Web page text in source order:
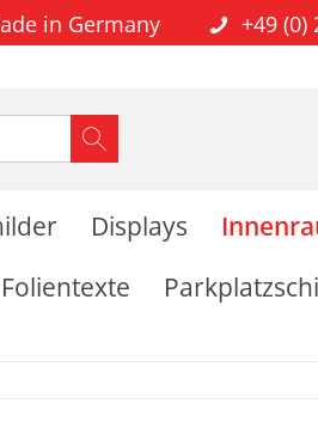
in Germany +49 (0)
Displays